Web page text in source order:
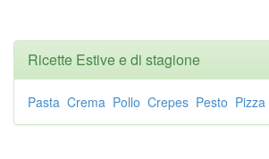
Ricette Estive e di stagione
Pasta Crema Pollo Crepes Pesto Pizza